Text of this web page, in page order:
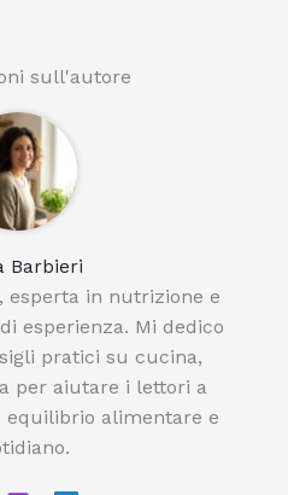
sull'autore
Barbieri
esperta in nutrizione e
esperienza. Mi dedico
pratici su cucina,
per aiutare i lettori a
alimentare e